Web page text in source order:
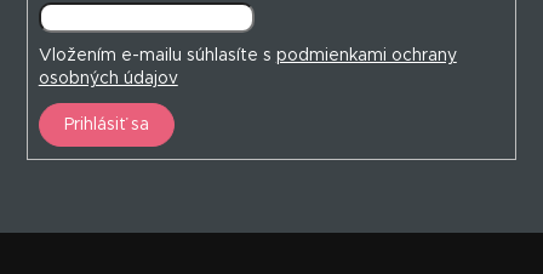
Vložením e-mailu súhlasíte s podmienkami ochrany
osobných údajov
Prihlásiť sa